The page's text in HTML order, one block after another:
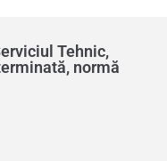
Tehnic,
normă